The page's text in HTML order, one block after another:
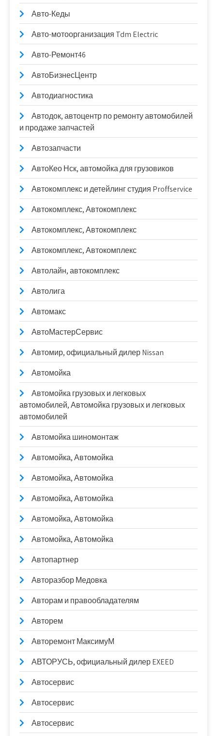
Авто-Кеды
Авто-мотоорганизация Tdm Electric
Авто-Ремонт46
АвтоБизнесЦентр
Автодиагностика
Автодок, автоцентр по ремонту автомобилей
и продаже запчастей
Автозапчасти
АвтоКео Нск, автомойка для грузовиков
Автокомплекс и детейлинг студия Proffservice
Автокомплекс, Автокомплекс
Автокомплекс, Автокомплекс
Автокомплекс, Автокомплекс
Автолайн, автокомплекс
Автолига
Автомакс
АвтоМастерСервис
Автомир, официальный дилер Nissan
Автомойка
Автомойка грузовых и легковых
автомобилей, Автомойка грузовых и легковых
автомобилей
Автомойка шиномонтаж
Автомойка, Автомойка
Автомойка, Автомойка
Автомойка, Автомойка
Автомойка, Автомойка
Автомойка, Автомойка
Автопартнер
Авторазбор Медовка
Авторам и правообладателям
Авторем
Авторемонт МаксимуМ
АВТОРУСЬ, официальный дилер EXEED
Автосервис
Автосервис
Автосервис